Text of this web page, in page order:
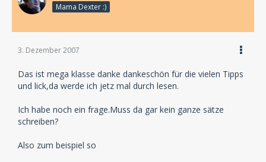
Mama Dexter :)
3. Dezember 2007
Das ist mega klasse danke dankeschön für die vielen Tipps
und lick,da werde ich jetz mal durch lesen.
Ich habe noch ein frage.Muss da gar kein ganze sätze
schreiben?
Also zum beispiel so